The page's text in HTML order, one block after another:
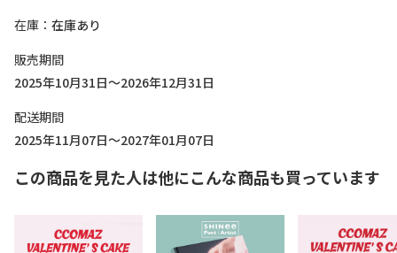
在庫
在庫あり
販売期間
2025年10月31日～2026年12月31日
配送期間
2025年11月07日～2027年01月07日
この商品を見た人は他にこんな商品も買っています